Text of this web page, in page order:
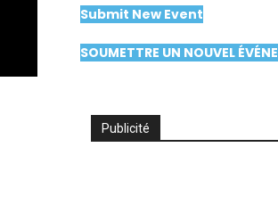
Submit New Event
SOUMETTRE UN NOUVEL
Publicité